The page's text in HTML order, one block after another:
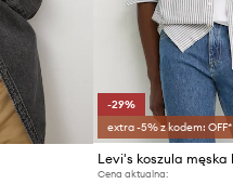
-29%
extra -5% z kodem: OFF*
Cena aktualna: